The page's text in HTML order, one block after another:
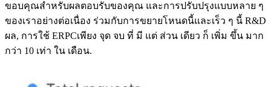
ขอบคุณสําหรับผลตอบรับของคุณ และการปรับปรุงแบบหลาย ๆ
ของเราอย่างต่อเนื่อง ร่วมกับการขยายโหนดนี้และเร็ว ๆ นี้ R&D
ผล, การใช้ ERPCเพียง จุด จบ ที่ มี แต่ ส่วน เดียว ก็ เพิ่ม ขึ้น มาก
กว่า 10 เท่า ใน เดือน.